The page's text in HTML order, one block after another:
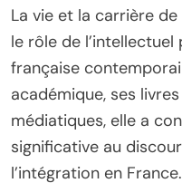
La vie et la carrière
le rôle de
française
académique, ses
médiatiques, elle a
significative au
l’intégration en